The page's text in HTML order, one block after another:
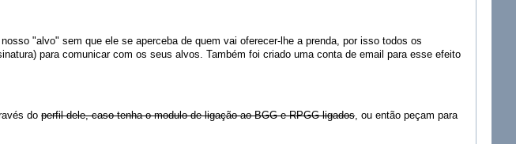
"alvo" sem que ele se aperceba de quem vai oferecer-lhe a prenda, por isso todos os
para comunicar com os seus alvos. Também foi criado uma conta de email para esse efeito
doperfil dele, caso tenha o modulo de ligação ao BGG e RPGG ligados, ou então peçam para